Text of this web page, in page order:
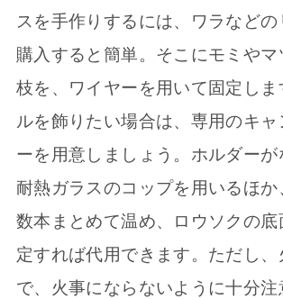
スを手作りするには、ワラなどの
購入すると簡単。そこにモミやマ
枝を、ワイヤーを用いて固定しま
ルを飾りたい場合は、専用のキ
ーを用意しましょう。ホルダーが
耐熱ガラスのコップを用いるほか
数本まとめて温め、ロウソクの底
定すれば代用できます。ただし、
で、火事にならないように十分注